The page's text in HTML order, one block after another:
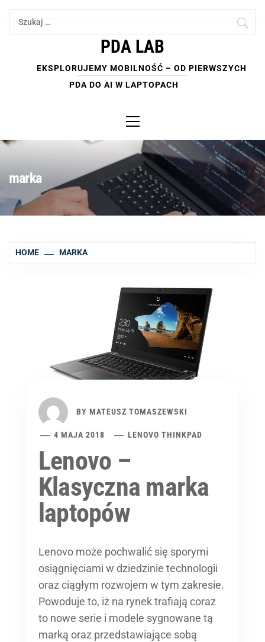
Skip
Szukaj:
PDA LAB
EKSPLORUJEMY MOBILNOŚĆ – OD PIERWSZYCH
PDA DO AI W LAPTOPACH
Menu
marka
HOME MARKA
BY MATEUSZ TOMASZEWSKI
4 MAJA 2018 LENOVO THINKPAD
Lenovo –
Klasyczna marka
laptopów
Lenovo może pochwalić się sporymi
osiągnięciami w dziedzinie technologii
oraz ciągłym rozwojem w tym zakresie.
Powoduje to, iż na rynek trafiają coraz
to nowe serie i modele sygnowane tą
marką oraz przedstawiające sobą